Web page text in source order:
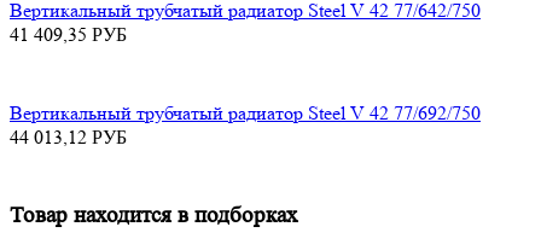
Вертикальный трубчатый радиатор Steel V 42 77/642/750
41 409,35 РУБ
Вертикальный трубчатый радиатор Steel V 42 77/692/750
44 013,12 РУБ
Товар находится в подборках